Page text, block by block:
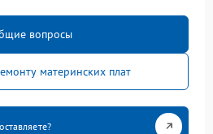
вопросы
материнских плат